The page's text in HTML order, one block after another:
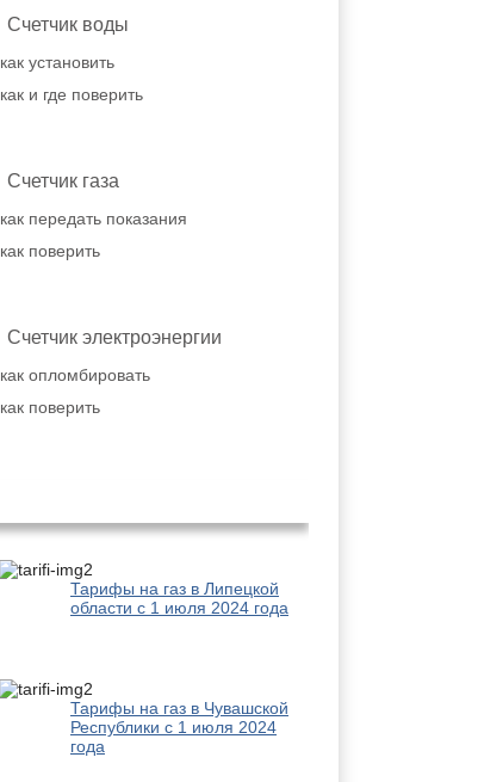
Счетчик воды
как установить
как и где поверить
Счетчик газа
как передать показания
как поверить
Счетчик электроэнергии
как опломбировать
как поверить
Тарифы на газ в Липецкой
области с 1 июля 2024 года
Тарифы на газ в Чувашской
Республики с 1 июля 2024
года